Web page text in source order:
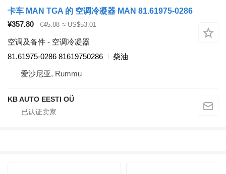
卡车 MAN TGA 的 空调冷凝器 MAN 81.61975-0286
¥357.80
€45.88 ≈ US$53.01
空调及备件 - 空调冷凝器
81.61975-0286 81619750286
柴油
爱沙尼亚, Rummu
KB AUTO EESTI OÜ